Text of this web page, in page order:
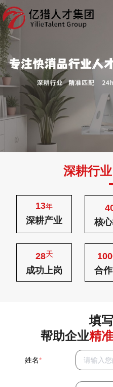
深耕行业
13年
深耕产业 核
28天
成功上岗 合
填
帮助企业精
姓名*